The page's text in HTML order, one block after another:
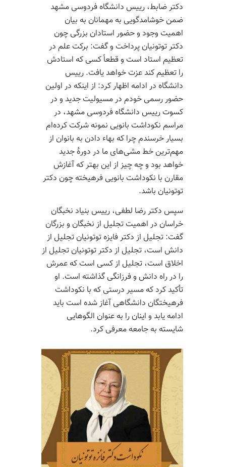
دکتر ضابط، رییس دانشگاه فردوسی مشهد
ضمن خوشامدگویی به مهمانان به بیان
اهمیت وجود و حضور استادان بزرگی چون
دکتر توتونیان پرداخت و گفت: برکت علم در
تعظیم استاد است و قطعاً کسی که استادش
را تعظیم کند عزت خواهد یافت. رییس
دانشگاه در ادامه اظهار کرد: از اینکه در اولین
حضور رسمی خودم در مسیولیت جدید و در
کسوت رییس دانشگاه فردوسی مشهد، در
مراسم نکوداشت بانویی نمونه شرکت کرده‌ام
بسیار خرسندم چرا که بهاء دادن به بانوان از
مهم‌ترین خط مشی‌های ما در دورۀ جدید
خواهد بود و چه چیز از این بهتر که آغازش
مقارن با نکوداشت بانویی فرهیخته چون دکتر
توتونیان باشد.
سپس دکتر رضا لطفی، رییس بنیاد نخبگان
خراسان در اهمیت تجلیل از نخبگان و بزرگان
گفت: تجلیل از دکتر فایزه توتونیان تجلیل از
دانش است، تجلیل از دکتر توتونیان تجلیل از
اخلاق است، تجلیل از کسی است که عمرش
را در راه دانش و فرزانگی گذاشته است. او
تأکید کرد که مسیر درستی که با نکوداشت
فرهیختگان دانشگاهی آغاز شده است باید
ادامه یابد و اینان را به ‌عنوان الگوهایی
شایسته به جامعه معرفی کرد.